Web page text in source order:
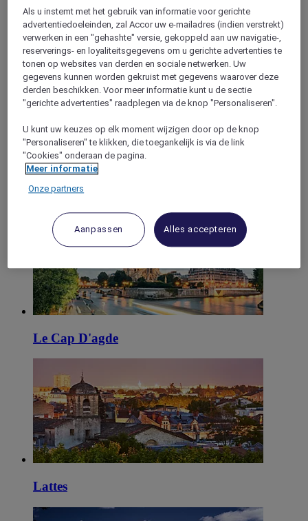
Sète
Agde
Le Cap D'agde
Lattes
Als u instemt met het gebruik van informatie voor gerichte
advertentiedoeleinden, zal Accor uw e-mailadres (indien verstrekt)
verwerken in een "gehashte" versie, gekoppeld aan uw navigatie-,
reserverings- en loyaliteitsgegevens om u gerichte advertenties te
tonen op websites van derden en sociale netwerken. Uw
gegevens kunnen worden gekruist met gegevens waarover deze
derden beschikken. Voor meer informatie kunt u de sectie
"gerichte advertenties" raadplegen via de knop "Personaliseren".
U kunt uw keuzes op elk moment wijzigen door op de knop
"Personaliseren" te klikken, die toegankelijk is via de link
"Cookies" onderaan de pagina.
Meer informatie
Onze partners
Aanpassen Alles accepteren